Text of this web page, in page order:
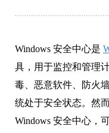
Windows 安全中心是
具，用于监控和管理
毒、恶意软件、防火
统处于安全状态。然
Windows 安全中心，